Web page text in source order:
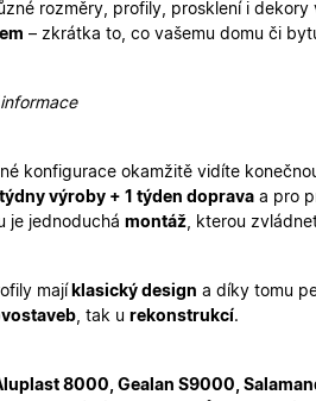
rozměry, profily, prosklení i dekory
– zkrátka to, co vašemu domu či
konfigurace okamžitě vidíte
týdny výroby + 1 týden doprava a pro
je jednoduchá montáž, kterou
mají klasický design a díky tomu
, tak u rekonstrukcí.
8000, Gealan S9000,
cookie umožňují základní funkce webových
Poskytovatel/
Doména
Vyprší Popis
.oknadverenamiru.cz
4
Tento
oknadverenamiru.cz
1
týden
Tento
zajišťuje
59
sekund
používání